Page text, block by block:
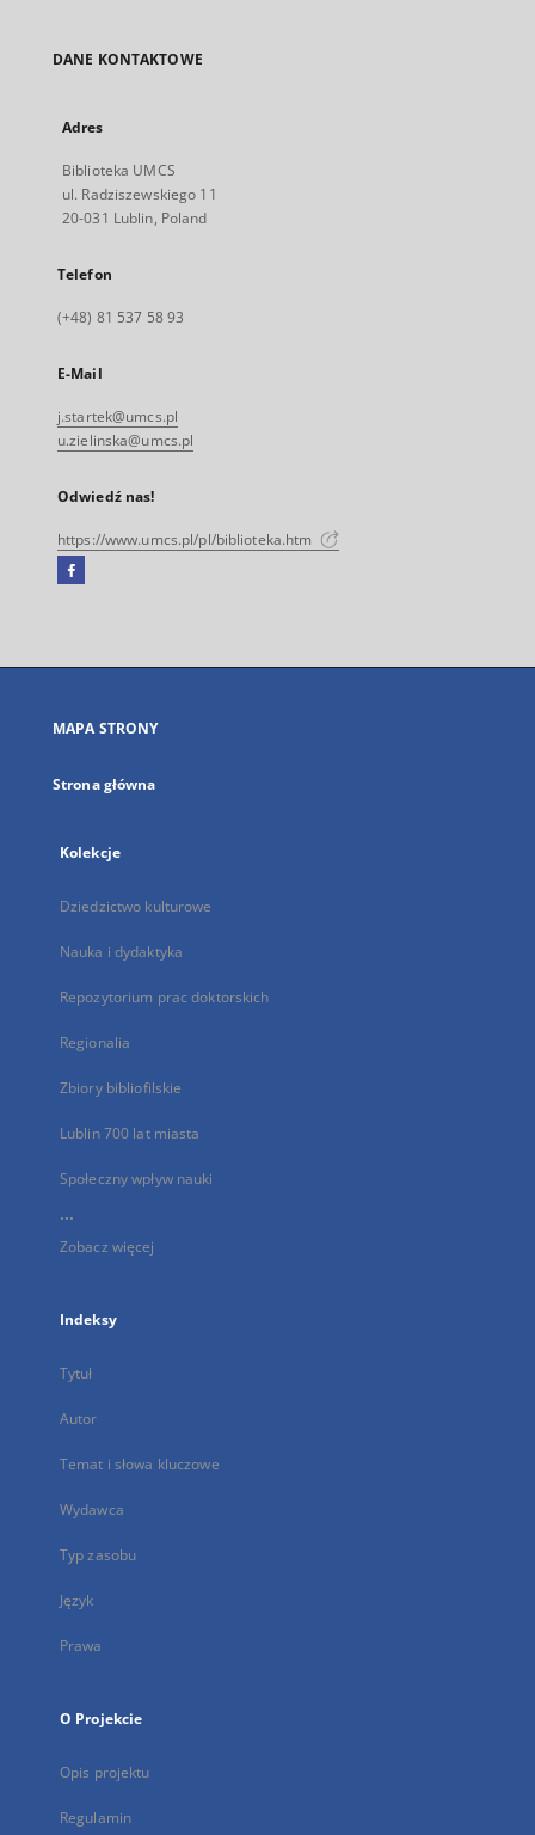
DANE KONTAKTOWE
Adres
Biblioteka UMCS
ul. Radziszewskiego 11
20-031 Lublin, Poland
Telefon
(+48) 81 537 58 93
E-Mail
j.startek@umcs.pl
u.zielinska@umcs.pl
Odwiedź nas!
https://www.umcs.pl/pl/biblioteka.htm
Facebook
się
karcie
MAPA STRONY
Strona główna
Kolekcje
Dziedzictwo kulturowe
Nauka i dydaktyka
Repozytorium prac doktorskich
Regionalia
Zbiory bibliofilskie
Lublin 700 lat miasta
Społeczny wpływ nauki
...
Zobacz więcej
Indeksy
Tytuł
Autor
Temat i słowa kluczowe
Wydawca
Typ zasobu
Język
Prawa
O Projekcie
Opis projektu
Regulamin